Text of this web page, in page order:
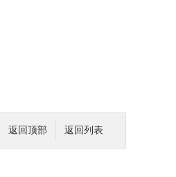
返回列表
返回顶部